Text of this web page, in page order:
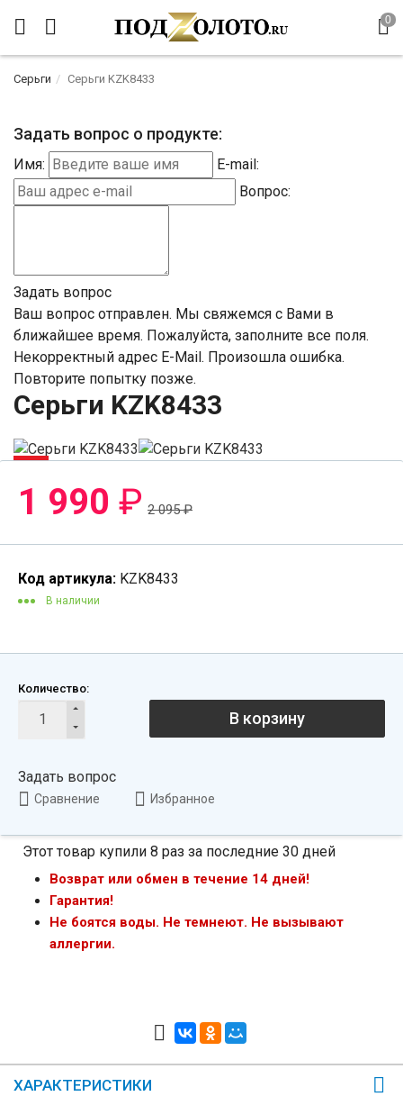
Серьги Серьги KZK8433
Задать вопрос о продукте:
Имя:
E-mail:
Вопрос:
Задать вопрос
Ваш вопрос отправлен. Мы свяжемся с Вами в
ближайшее время. Пожалуйста, заполните все поля.
Некорректный адрес E-Mail. Произошла ошибка.
Повторите попытку позже.
Серьги KZK8433
-6%
1 990 ₽ 2 095₽
Код артикула: KZK8433
В наличии
Количество:
В корзину
Задать вопрос
Сравнение Избранное
Этот товар купили 8 раз за последние 30 дней
Возврат или обмен в течение 14 дней!
Гарантия!
Не боятся воды. Не темнеют. Не вызывают
аллергии.
ХАРАКТЕРИСТИКИ